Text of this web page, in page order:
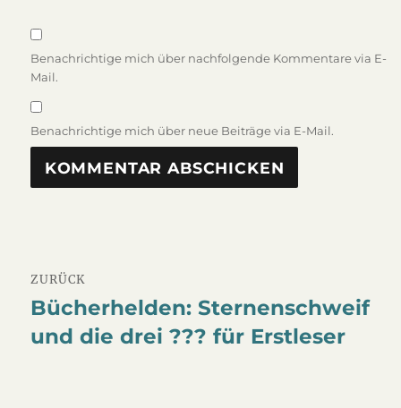
Benachrichtige mich über nachfolgende Kommentare via E-
Mail.
Benachrichtige mich über neue Beiträge via E-Mail.
ZURÜCK
Vorheriger
Beitrag:
Bücherhelden: Sternenschweif
und die drei ??? für Erstleser